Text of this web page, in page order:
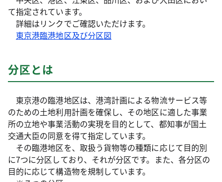
て指定されています。
詳細はリンクでご確認いただけます。
東京港臨港地区及び分区図
分区とは
東京港の臨港地区は、港湾計画による物流サービス等
のための土地利用計画を確保し、その地区に適した事業
所の立地や事業活動の実現を目的として、都知事が国土
交通大臣の同意を得て指定しています。
その臨港地区を、取扱う貨物等の種類に応じて目的別
に7つに分区しており、それが分区です。また、各分区の
目的に応じて構造物を規制しています。